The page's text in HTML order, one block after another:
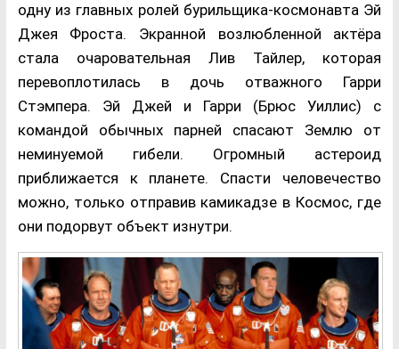
одну из главных ролей бурильщика-космонавта Эй
Джея Фроста. Экранной возлюбленной актёра
стала очаровательная Лив Тайлер, которая
перевоплотилась в дочь отважного Гарри
Стэмпера. Эй Джей и Гарри (Брюс Уиллис) с
командой обычных парней спасают Землю от
неминуемой гибели. Огромный астероид
приближается к планете. Спасти человечество
можно, только отправив камикадзе в Космос, где
они подорвут объект изнутри.